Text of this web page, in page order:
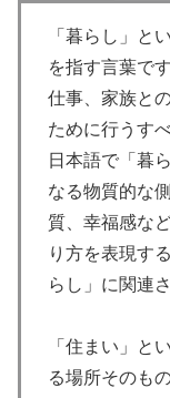
「暮らし」と
を指す言葉で
仕事、家族と
ために行うす
日本語で「暮
なる物質的な
質、幸福感な
り方を表現す
らし」に関連
「住まい」と
る場所そのも